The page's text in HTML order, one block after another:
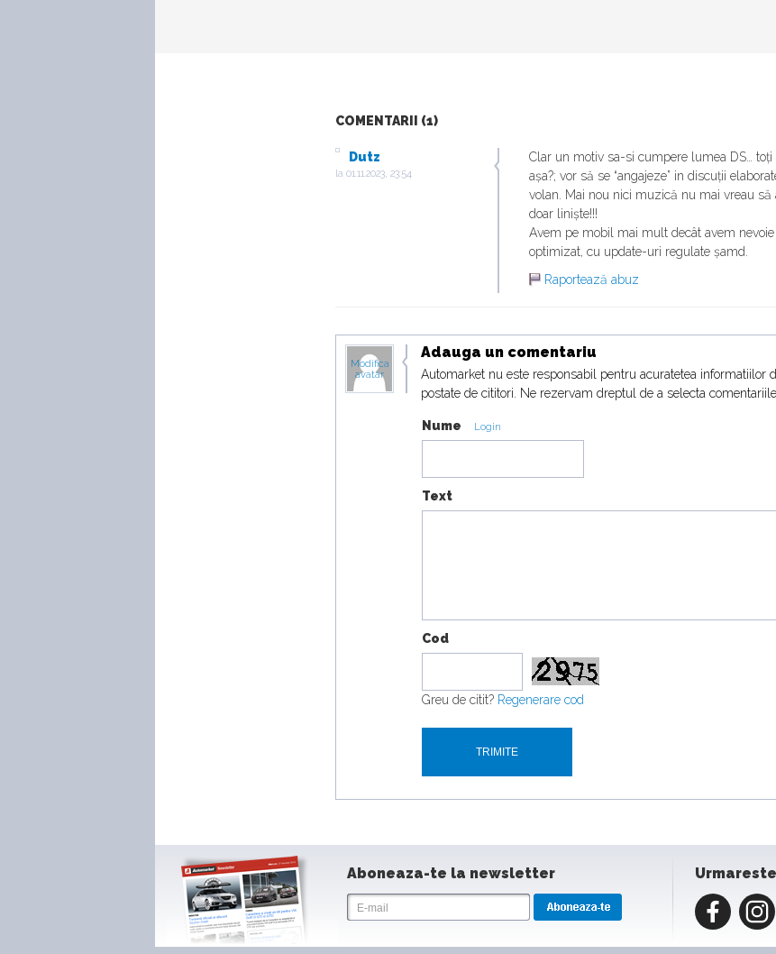
COMENTARII (1)
Dutz
la 01.11.2023, 23:54
Clar un motiv sa-si cumpere lumea DS…
așa?; vor să se “angajeze” in discuții
volan. Mai nou nici muzică nu mai vreau să
doar liniște!!!
Avem pe mobil mai mult decât avem
optimizat, cu update-uri regulate șamd.
Raportează abuz
Modifica
avatar
Adauga un comentariu
Automarket nu este responsabil pentru acuratetea informatiilor
postate de cititori. Ne rezervam dreptul de a selecta comentariile.
Nume Login
Text
Cod
Greu de citit? Regenerare cod
Aboneaza-te la newsletter